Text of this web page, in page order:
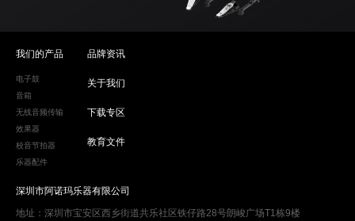
我们的产品
电子鼓
音箱
无线音频传输
效果器
校音节拍器
乐器配件
品牌资讯
关于我们
下载专区
教育文件
深圳市阿诺玛乐器有限公司
地址：深圳市宝安区西乡街道共乐社区铁仔路28号朗峻广场T1栋9楼